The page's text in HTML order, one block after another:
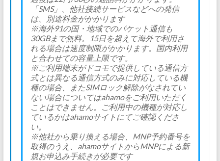
「SMS」、他社接続サービスなどへの発信
は、別途料⾦がかかります
※海外91の国・地域でのパケット通信も
30GBまで無料。15⽇を超えて海外で利⽤さ
れる場合は速度制限がかかります。国内利⽤
と合わせての容量上限です。
※ご利⽤端末がドコモで提供している通信⽅
式とは異なる通信⽅式のみに対応している機
種の場合、またSIMロック解除がなされてい
ない場合についてはahamoをご利⽤いただく
ことはできません。ご利⽤中の機種が対応し
ているかはahamoサイトにてご確認くださ
い。
※他社から乗り換える場合、MNP予約番号を
取得のうえ、ahamoサイトからMNPによる新
規お申込み⼿続きが必要です